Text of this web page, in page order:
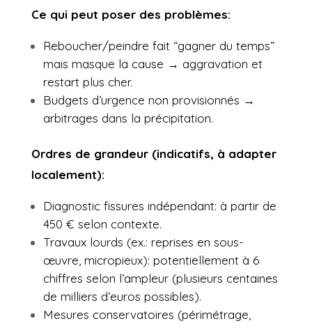
Ce qui peut poser des problèmes:
Reboucher/peindre fait “gagner du temps”
mais masque la cause → aggravation et
restart plus cher.
Budgets d’urgence non provisionnés →
arbitrages dans la précipitation.
Ordres de grandeur (indicatifs, à adapter
localement):
Diagnostic fissures indépendant: à partir de
450 € selon contexte.
Travaux lourds (ex.: reprises en sous-
œuvre, micropieux): potentiellement à 6
chiffres selon l’ampleur (plusieurs centaines
de milliers d’euros possibles).
Mesures conservatoires (périmétrage,